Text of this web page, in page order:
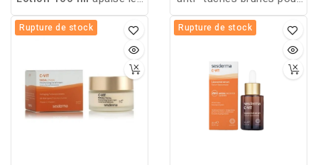
peaux sensibles et
acnéiques, réduit les
rougeurs et les irritations,
régule le sébum et
hydrate la peau pour un
teint plus uniforme et
un teint de visage plus
lumineuse, tout en aidant
l'hyperpigmentation.
SURTOUT TRACES
D'ACNE
Rupture de stock Rupture de stock